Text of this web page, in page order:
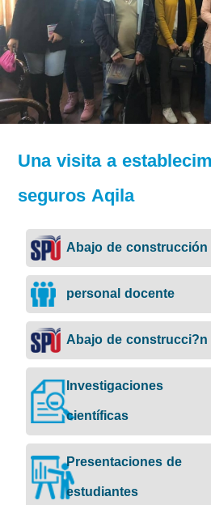
Una visita a
seguros Aqila
Abajo de construcción
personal docente
Abajo de construcci?n
Investigaciones
científicas
Presentaciones de
estudiantes